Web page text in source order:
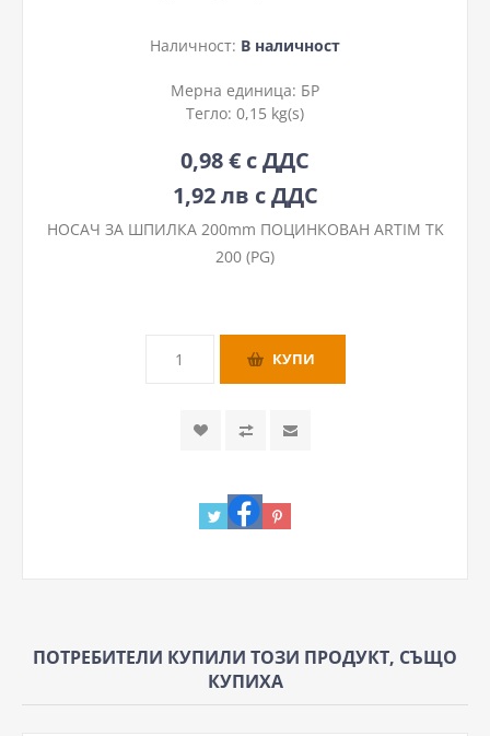
Наличност: В наличност
Мерна единица: БР
Тегло: 0,15 kg(s)
0,98 € с ДДС
1,92 лв с ДДС
НОСАЧ ЗА ШПИЛКА 200mm ПОЦИНКОВАН ARTIM TK
200 (PG)
ПОТРЕБИТЕЛИ КУПИЛИ ТОЗИ ПРОДУКТ, СЪЩО
КУПИХА